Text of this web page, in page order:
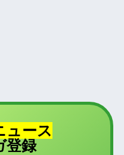
ュース
登録